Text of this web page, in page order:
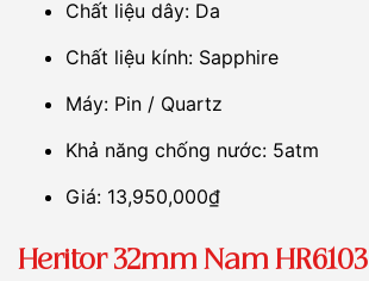
Chất liệu dây: Da
Chất liệu kính: Sapphire
Máy: Pin / Quartz
Khả năng chống nước: 5atm
Giá: 13,950,000₫
Heritor 32mm Nam HR6103